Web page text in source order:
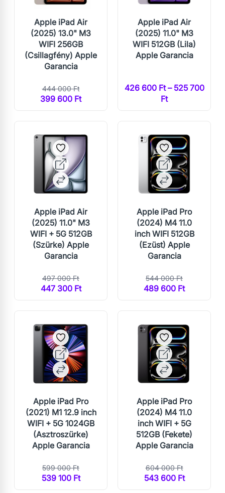
Apple iPad Air
(2025) 13.0" M3
WIFI 256GB
(Csillagfény) Apple
Garancia
444 000 Ft
399 600 Ft
Apple iPad Air
(2025) 11.0" M3
WIFI 512GB (Lila)
Apple Garancia
426 600 Ft – 525 700
Ft
Apple iPad Air
(2025) 11.0" M3
WIFI + 5G 512GB
(Szürke) Apple
Garancia
497 000 Ft
447 300 Ft
Apple iPad Pro
(2024) M4 11.0
inch WIFI 512GB
(Ezüst) Apple
Garancia
544 000 Ft
489 600 Ft
Apple iPad Pro
(2021) M1 12.9 inch
WIFI + 5G 1024GB
(Asztroszürke)
Apple Garancia
599 000 Ft
539 100 Ft
Apple iPad Pro
(2024) M4 11.0
inch WIFI + 5G
512GB (Fekete)
Apple Garancia
604 000 Ft
543 600 Ft